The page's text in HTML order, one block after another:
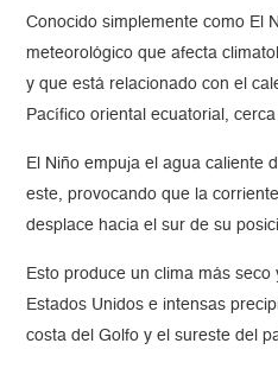
Conocido simplemente como El
meteorológico que afecta
y que está relacionado con el
Pacífico oriental ecuatorial,
El Niño empuja el agua caliente
este, provocando que la
desplace hacia el sur de su
Esto produce un clima más
Estados Unidos e intensas
costa del Golfo y el sureste del